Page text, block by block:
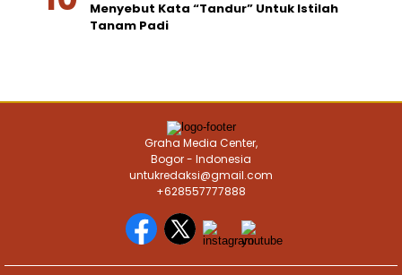
Menyebut Kata “Tandur” Untuk Istilah
Tanam Padi
Graha Media Center,
Bogor - Indonesia
untukredaksi@gmail.com
+628557777888